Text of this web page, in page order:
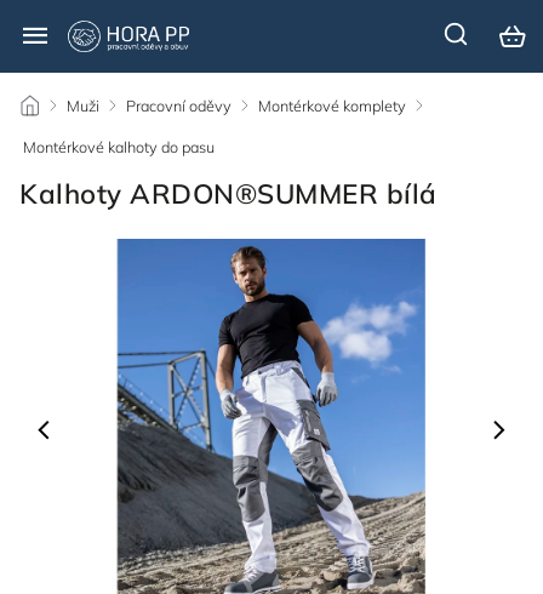
/ Muži / Pracovní oděvy / Montérkové komplety /
Montérkové kalhoty do pasu
Kalhoty ARDON®SUMMER bílá